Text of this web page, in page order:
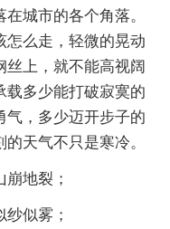
城市的各个角落。
怎么走，轻微的晃动
丝上，就不能高视阔
载多少能打破寂寞的
气，多少迈开步子的
天气不只是寒冷。
地裂；
似雾；